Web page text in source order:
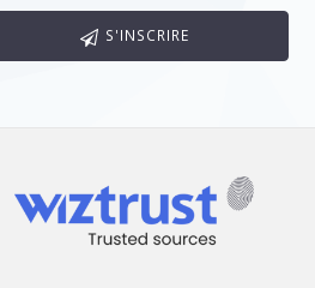
S'INSCRIRE